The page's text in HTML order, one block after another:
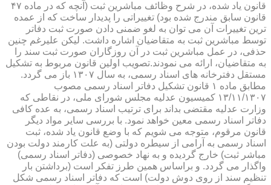
قانون یاد شده، در شرح وظائف مباشرین ثبت (آنچه كه در ماده ۴۷
قانون سابق مندرج شده بود) تغییراتی را پدیدار ساخت كه از عمده
ترین تغییرات آن می توان به لغو ضمنی دادن صورت ثبت دفاتر
توسط مباشرین ثبت به متقاضیان اشاره داشت. لیكن علیرغم چنین
حذفی، در عمل مباشرین ثبت در آن روزگاران صورت ثبت سند را
به متقاضیان، ارائه می نمودند.تصویب اولین قانون مربوط به تشكیل
مستقل دفترخانه های اسناد رسمی، به سال ۱۳۰۷ باز می گردد.
مطابق ماده ۱ قانون تشكیل دفاتر اسناد رسمی مصوب
۱۳/۱۱/۱۳۰۷ كمیسیون عدلیه مجلس شورای ملی، در نقاطی كه
وزارت عدلیه مقتضی بداند برای ترتیب اسناد رسمی، به عده كافی
دفاتر اسناد رسمی معین خواهد نمود. با بررسی سایر مواد دیگر
قانون مرقوم، متوجه می شویم كه با وضع قانون یاد شده، ثبت
اسناد رسمی به آرامی از سیطره دولتی (به علت كارمند دولت بودن
مباشر ثبت) خارج گردیده و به نهاد خصوصی (دفاتر اسناد رسمی)
واگذار می گردد. و براساس همین طرز تفكر است (برداشتن بار
تنظیم سند از روی دوش دولت) است كه دفاتر اسناد رسمی شكل